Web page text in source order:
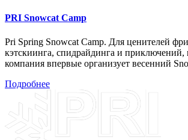
PRI Snowcat Camp
Pri Spring Snowcat Camp. Для ценителей
кэтскиинга, спидрайдинга и
компания впервые организует весенний
Подробнее